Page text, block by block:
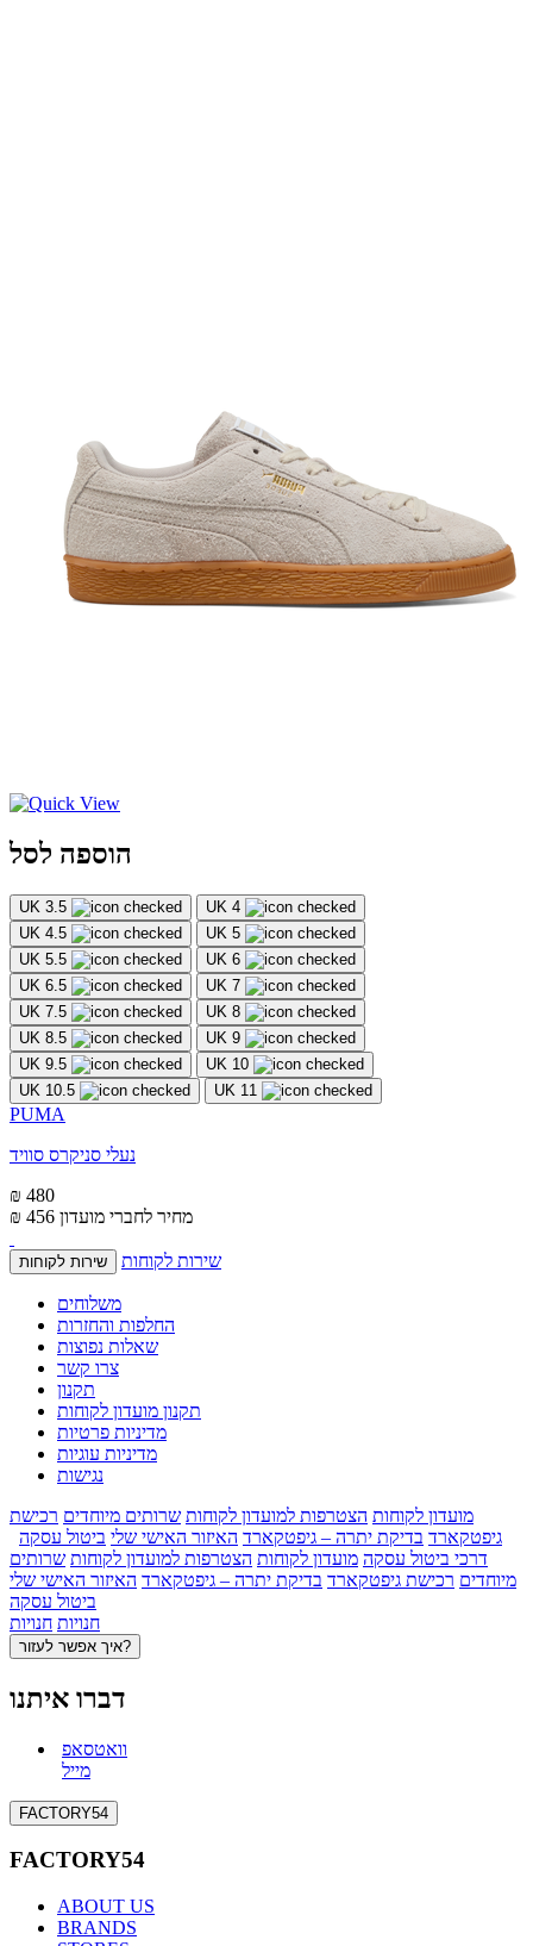
הוספה לסל
UK 3.5
UK 4
UK 4.5
UK 5
UK 5.5
UK 6
UK 6.5
UK 7
UK 7.5
UK 8
UK 8.5
UK 9
UK 9.5
UK 10
UK 10.5
UK 11
PUMA
נעלי סניקרס סוויד
₪ 480
₪ 456 מחיר לחברי מועדון
שירות לקוחות שירות לקוחות
משלוחים
החלפות והחזרות
שאלות נפוצות
צרו קשר
תקנון
תקנון מועדון לקוחות
מדיניות פרטיות
מדיניות עוגיות
נגישות
מועדון לקוחות הצטרפות למועדון לקוחות שרותים מיוחדים רכישת
גיפטקארד בדיקת יתרה – גיפטקארד האיזור האישי שלי ביטול עסקה
דרכי ביטול עסקה מועדון לקוחות הצטרפות למועדון לקוחות שרותים
מיוחדים רכישת גיפטקארד בדיקת יתרה – גיפטקארד האיזור האישי שלי
ביטול עסקה
חנויות חנויות
איך אפשר לעזור?
דברו איתנו
וואטסאפ
מייל
FACTORY54
FACTORY54
ABOUT US
BRANDS